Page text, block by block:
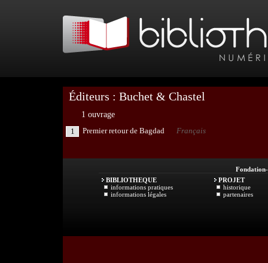
Éditeurs : Buchet & Chastel
1 ouvrage
1
Premier retour de Bagdad Français
Fondation
BIBLIOTHEQUE
informations pratiques
informations légales
PROJET
historique
partenaires